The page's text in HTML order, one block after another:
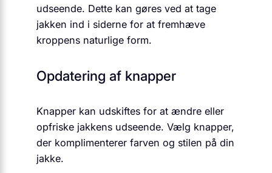
udseende. Dette kan gøres ved at tage
jakken ind i siderne for at fremhæve
kroppens naturlige form.
Opdatering af knapper
Knapper kan udskiftes for at ændre eller
opfriske jakkens udseende. Vælg knapper,
der komplimenterer farven og stilen på din
jakke.